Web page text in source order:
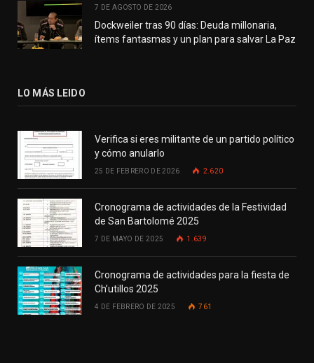
7 DE AGOSTO DE 2026
Dockweiler tras 90 días: Deuda millonaria,
ítems fantasmas y un plan para salvar La Paz
LO MÁS LEIDO
Verifica si eres militante de un partido político
y cómo anularlo
25 DE FEBRERO DE 2026 2.620
Cronograma de actividades de la Festividad
de San Bartolomé 2025
7 DE MAYO DE 2025 1.639
Cronograma de actividades para la fiesta de
Ch’utillos 2025
4 DE FEBRERO DE 2025 761